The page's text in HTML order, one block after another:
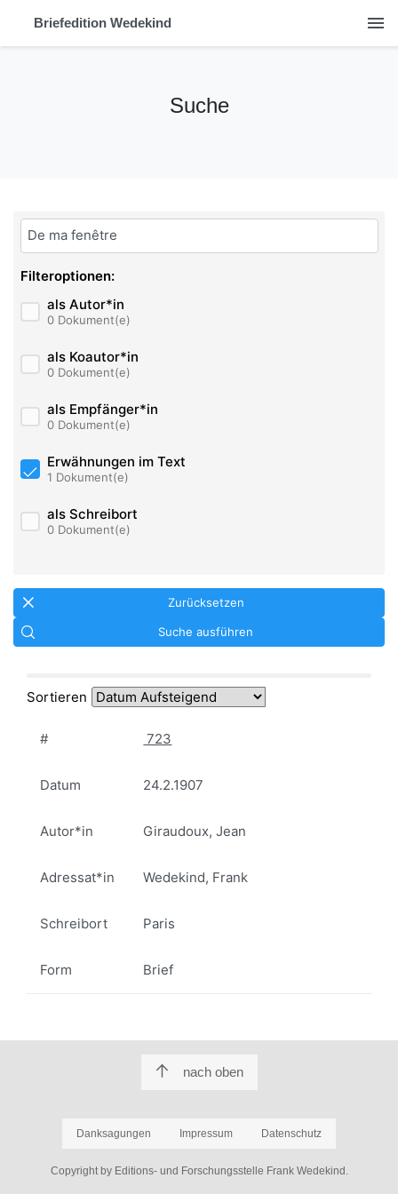
Briefedition Wedekind menu
Suche
Bitte geben Sie hier ihren Suchbegriff ein:
Filteroptionen:
als Autor*in
0 Dokument(e)
als Koautor*in
0 Dokument(e)
als Empfänger*in
0 Dokument(e)
Erwähnungen im Text
1 Dokument(e)
als Schreibort
0 Dokument(e)
Zurücksetzen
Suche ausführen
Sortieren
# 723
Datum 24.2.1907
Autor*in Giraudoux, Jean
Adressat*in Wedekind, Frank
Schreibort Paris
Form Brief
nach oben
Danksagungen Impressum Datenschutz
Copyright by Editions- und Forschungsstelle Frank Wedekind.